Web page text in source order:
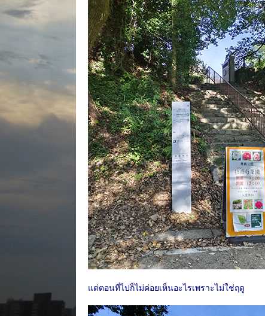
แต่ตอนที่ไปก็ไม่ค่อยเห็นอะไรเพราะไม่ใช่ฤดู